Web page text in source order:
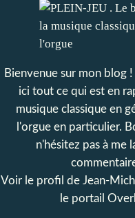
Bienvenue sur mon blog
ici tout ce qui est en
musique classique en
l'orgue en particulier.
n'hésitez pas à me
Voir le profil de Jean-
le portail